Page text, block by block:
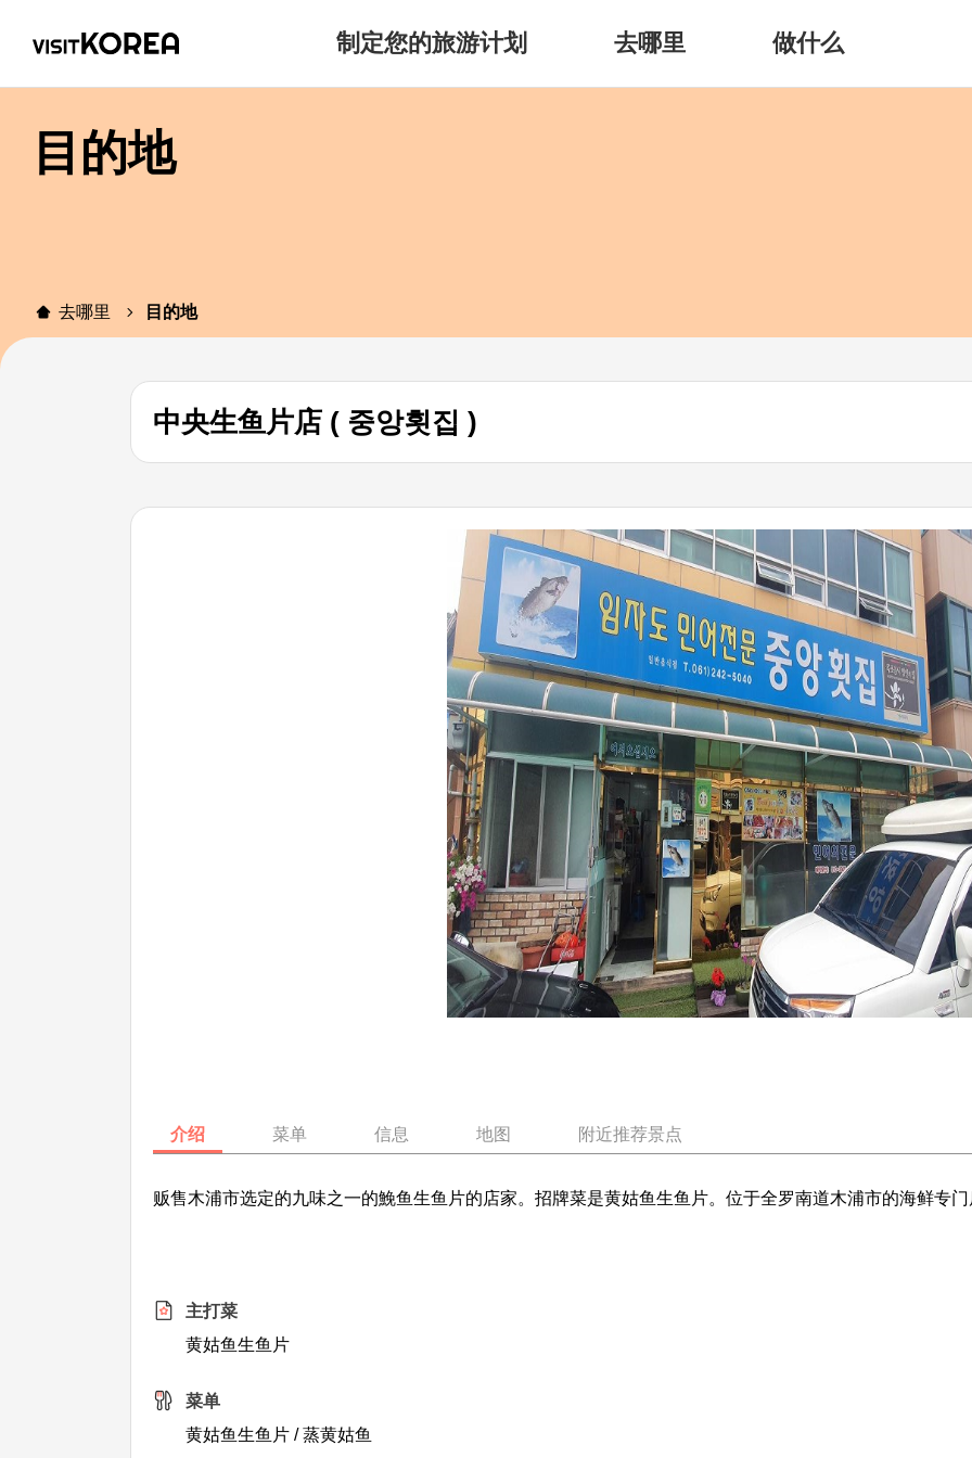
制定您的旅游计划 去哪里 做什么
目的地
去哪里 目的地
中央生鱼片店 ( 중앙횟집 )
介绍 菜单 信息 地图 附近推荐景点
贩售木浦市选定的九味之一的鮸鱼生鱼片的店家。招牌菜是黄姑鱼生鱼片。位于全罗南道木浦市的海鲜专
主打菜
黄姑鱼生鱼片
菜单
黄姑鱼生鱼片 / 蒸黄姑鱼